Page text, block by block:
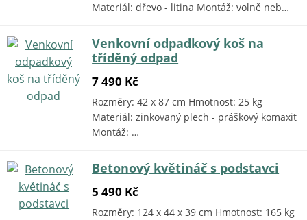
Materiál: dřevo - litina Montáž: volně neb…
Venkovní odpadkový koš na
tříděný odpad
7 490 Kč
Rozměry: 42 x 87 cm Hmotnost: 25 kg
Materiál: zinkovaný plech - práškový komaxit
Montáž: …
Betonový květináč s podstavci
5 490 Kč
Rozměry: 124 x 44 x 39 cm Hmotnost: 165 kg